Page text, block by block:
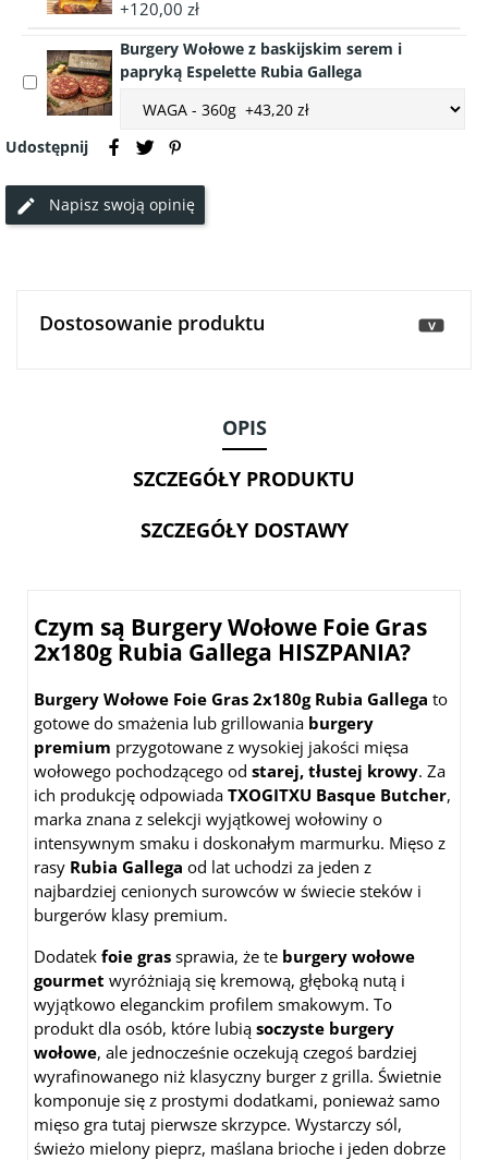
szt
Steków
Burgerów
370g
na
burgera
GEFU
BBQ
do
sera
+120,00 zł
Select
accessory
Wołowe
baskijskim
serem
Rubia
Gallega
Burgery Wołowe z baskijskim serem i
papryką Espelette Rubia Gallega
accessory
variant
Wołowe
z
Espelette
Udostępnij
Napisz swoją opinię
Dostosowanie produktu >
OPIS
SZCZEGÓŁY PRODUKTU
SZCZEGÓŁY DOSTAWY
Czym są Burgery Wołowe Foie Gras
2x180g Rubia Gallega HISZPANIA?
Burgery Wołowe Foie Gras 2x180g Rubia Gallega to
gotowe do smażenia lub grillowania burgery
premium przygotowane z wysokiej jakości mięsa
wołowego pochodzącego od starej, tłustej krowy. Za
ich produkcję odpowiada TXOGITXU Basque Butcher,
marka znana z selekcji wyjątkowej wołowiny o
intensywnym smaku i doskonałym marmurku. Mięso z
rasy Rubia Gallega od lat uchodzi za jeden z
najbardziej cenionych surowców w świecie steków i
burgerów klasy premium.
Dodatek foie gras sprawia, że te burgery wołowe
gourmet wyróżniają się kremową, głęboką nutą i
wyjątkowo eleganckim profilem smakowym. To
produkt dla osób, które lubią soczyste burgery
wołowe, ale jednocześnie oczekują czegoś bardziej
wyrafinowanego niż klasyczny burger z grilla. Świetnie
komponuje się z prostymi dodatkami, ponieważ samo
mięso gra tutaj pierwsze skrzypce. Wystarczy sól,
świeżo mielony pieprz, maślana brioche i jeden dobrze